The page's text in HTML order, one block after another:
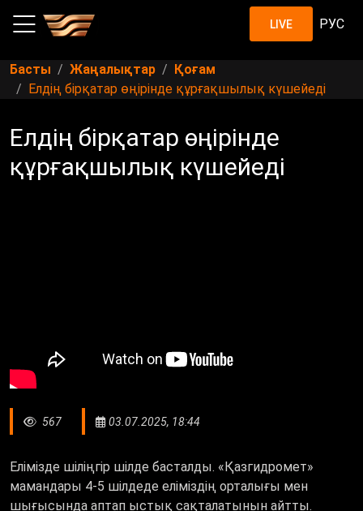
LIVE РУС
Басты Жаңалықтар
Қоғам
Елдің бірқатар өңірінде құрғақшылық күшейеді
Елдің бірқатар өңірінде
құрғақшылық күшейеді
567 03.07.2025, 18:44
Елімізде шіліңгір шілде басталды. «Қазгидромет»
мамандары 4-5 шілдеде еліміздің орталығы мен
шығысында аптап ыстық сақталатынын айтты.